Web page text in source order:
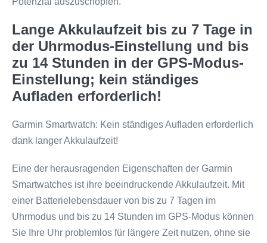
Lange Akkulaufzeit bis zu 7 Tage in
der Uhrmodus-Einstellung und bis
zu 14 Stunden in der GPS-Modus-
Einstellung; kein ständiges
Aufladen erforderlich!
Garmin Smartwatch: Kein ständiges Aufladen erforderlich
dank langer Akkulaufzeit!
Eine der herausragenden Eigenschaften der Garmin
Smartwatches ist ihre beeindruckende Akkulaufzeit. Mit
einer Batterielebensdauer von bis zu 7 Tagen im
Uhrmodus und bis zu 14 Stunden im GPS-Modus können
Sie Ihre Uhr problemlos für längere Zeit nutzen, ohne sie